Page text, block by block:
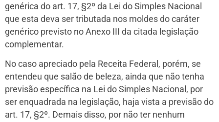
genérica do art. 17, §2º da Lei do Simples Nacional
que esta deva ser tributada nos moldes do caráter
genérico previsto no Anexo III da citada legislação
complementar.
No caso apreciado pela Receita Federal, porém, se
entendeu que salão de beleza, ainda que não tenha
previsão específica na Lei do Simples Nacional, por
ser enquadrada na legislação, haja vista a previsão do
art. 17, §2º. Demais disso, por não ter nenhum